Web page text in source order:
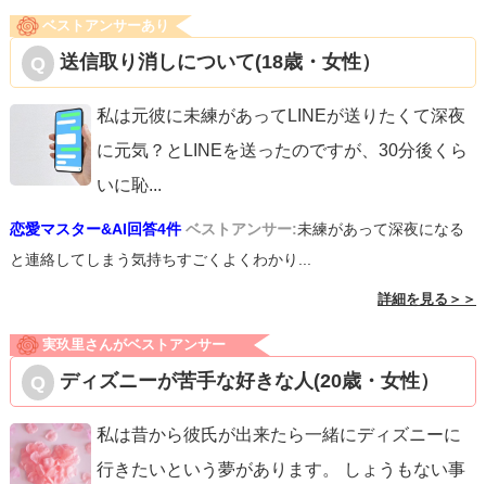
ベストアンサーあり
送信取り消しについて(18歳・女性）
私は元彼に未練があってLINEが送りたくて深夜
に元気？とLINEを送ったのですが、30分後くら
いに恥...
恋愛マスター&AI回答4件 ベストアンサー:未練があって深夜になる
と連絡してしまう気持ちすごくよくわかり...
詳細を見る＞＞
実玖里さんがベストアンサー
ディズニーが苦手な好きな人(20歳・女性）
私は昔から彼氏が出来たら一緒にディズニーに
行きたいという夢があります。 しょうもない事